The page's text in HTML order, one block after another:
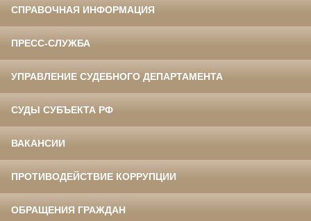
СПРАВОЧНАЯ ИНФОРМАЦИЯ
ПРЕСС-СЛУЖБА
УПРАВЛЕНИЕ СУДЕБНОГО ДЕПАРТАМЕНТА
СУДЫ СУБЪЕКТА РФ
ВАКАНСИИ
ПРОТИВОДЕЙСТВИЕ КОРРУПЦИИ
ОБРАЩЕНИЯ ГРАЖДАН